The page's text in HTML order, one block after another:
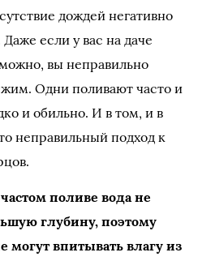
дождей негативно
если у вас на даче
вы неправильно
Одни поливают часто и
и обильно. И в том, и в
неправильный подход к
поливе вода не
глубину, поэтому
могут впитывать влагу из